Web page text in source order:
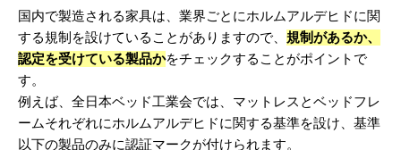
国内で製造される家具は、業界ごとにホルムアルデヒドに関
する規制を設けていることがありますので、 規制があるか、
認定を受けている製品かをチェックすることがポイントで
す。
例えば、全日本ベッド工業会では、マットレスとベッドフレ
ームそれぞれにホルムアルデヒドに関する基準を設け、基準
以下の製品のみに認証マークが付けられます。